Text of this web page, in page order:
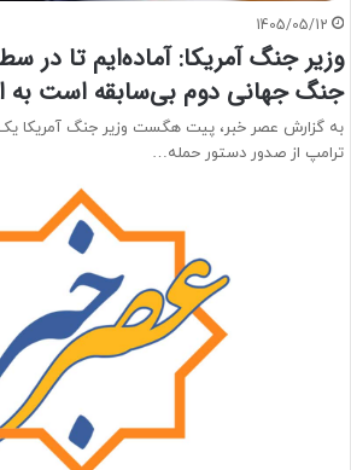
1405/05/12
وزیر جنگ آمریکا: آماده‌ایم تا در
جنگ جهانی دوم بی‌سابقه است به
به گزارش عصر خبر، پیت هگست وزیر جنگ آمریکا
ترامپ از صدور دستور حمله…